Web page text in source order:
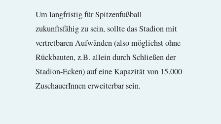
Um langfristig für Spitzenfußball
zukunftsfähig zu sein, sollte das Stadion mit
vertretbaren Aufwänden (also möglichst ohne
Rückbauten, z.B. allein durch Schließen der
Stadion-Ecken) auf eine Kapazität von 15.000
ZuschauerInnen erweiterbar sein.